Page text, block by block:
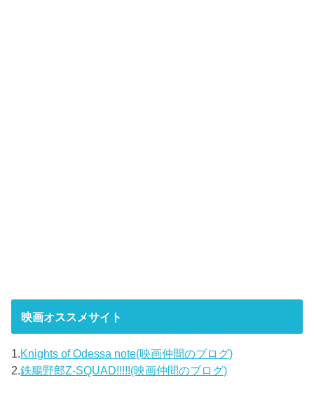
映画オススメサイト
1.Knights of Odessa note(映画仲間のブログ)
2.鉄腸野郎Z-SQUAD!!!!!(映画仲間のブログ)